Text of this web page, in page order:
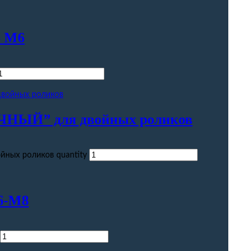
М6
для двойных роликов
роликов quantity
М8